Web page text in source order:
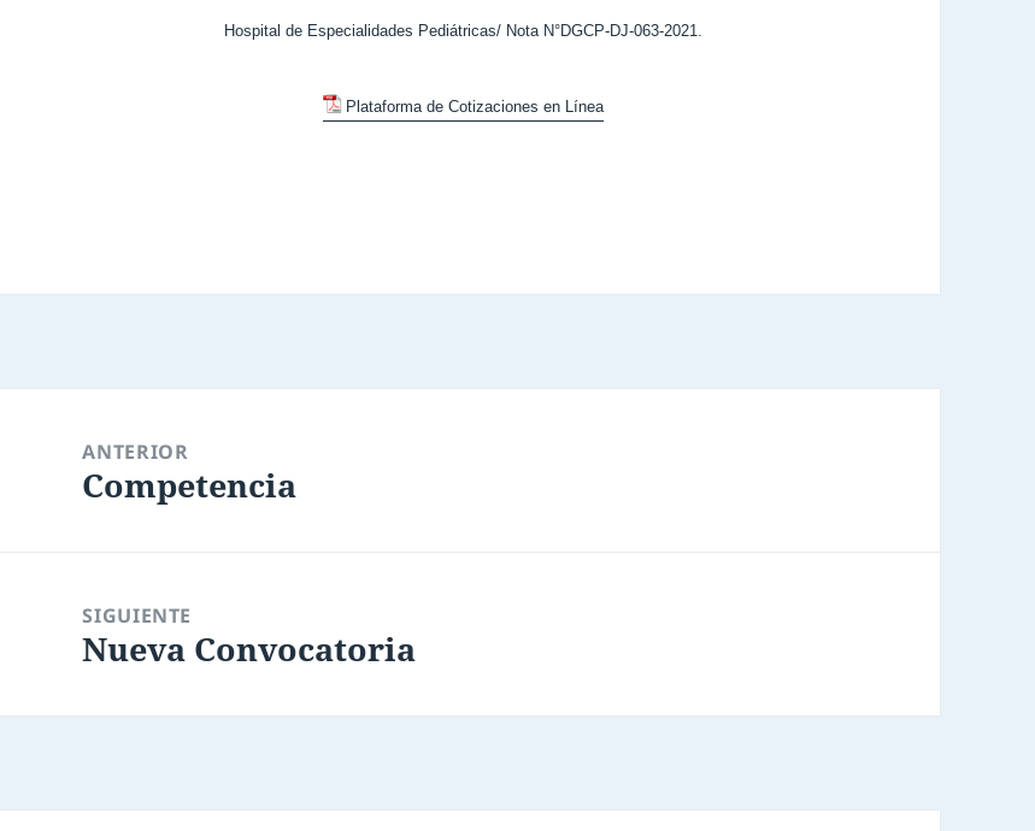
Hospital de Especialidades Pediátricas/ Nota N°DGCP-DJ-063-2021.
Plataforma de Cotizaciones en Línea
entradas
ANTERIOR
Entrada
Competencia
SIGUIENTE
Entrada
Nueva Convocatoria